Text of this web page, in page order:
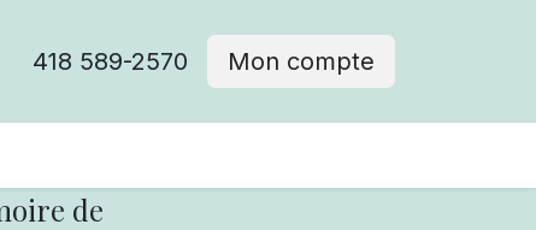
418 589-2570 Mon compte
de